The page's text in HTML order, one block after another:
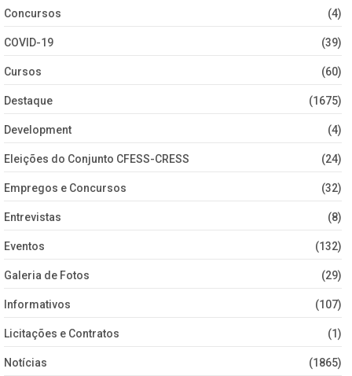
Concursos (4)
COVID-19 (39)
Cursos (60)
Destaque (1675)
Development (4)
Eleições do Conjunto CFESS-CRESS (24)
Empregos e Concursos (32)
Entrevistas (8)
Eventos (132)
Galeria de Fotos (29)
Informativos (107)
Licitações e Contratos (1)
Notícias (1865)